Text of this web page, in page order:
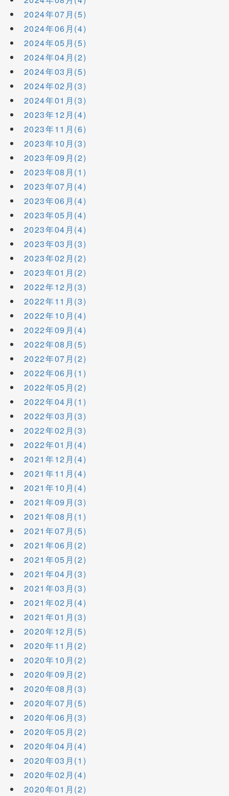
2024年07月(5)
2024年06月(4)
2024年05月(5)
2024年04月(2)
2024年03月(5)
2024年02月(3)
2024年01月(3)
2023年12月(4)
2023年11月(6)
2023年10月(3)
2023年09月(2)
2023年08月(1)
2023年07月(4)
2023年06月(4)
2023年05月(4)
2023年04月(4)
2023年03月(3)
2023年02月(2)
2023年01月(2)
2022年12月(3)
2022年11月(3)
2022年10月(4)
2022年09月(4)
2022年08月(5)
2022年07月(2)
2022年06月(1)
2022年05月(2)
2022年04月(1)
2022年03月(3)
2022年02月(3)
2022年01月(4)
2021年12月(4)
2021年11月(4)
2021年10月(4)
2021年09月(3)
2021年08月(1)
2021年07月(5)
2021年06月(2)
2021年05月(2)
2021年04月(3)
2021年03月(3)
2021年02月(4)
2021年01月(3)
2020年12月(5)
2020年11月(2)
2020年10月(2)
2020年09月(2)
2020年08月(3)
2020年07月(5)
2020年06月(3)
2020年05月(2)
2020年04月(4)
2020年03月(1)
2020年02月(4)
2020年01月(2)